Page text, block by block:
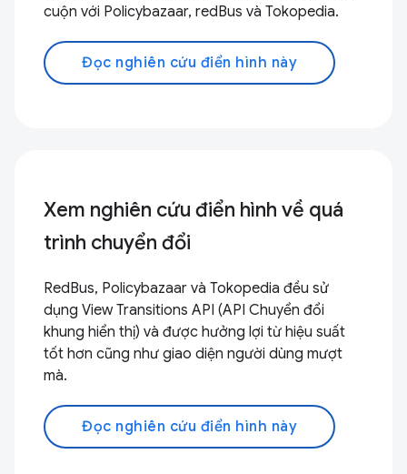
cuộn với Policybazaar, redBus và Tokopedia.
Đọc nghiên cứu điển hình này
Xem nghiên cứu điển hình về quá
trình chuyển đổi
RedBus, Policybazaar và Tokopedia đều sử
dụng View Transitions API (API Chuyển đổi
khung hiển thị) và được hưởng lợi từ hiệu suất
tốt hơn cũng như giao diện người dùng mượt
mà.
Đọc nghiên cứu điển hình này